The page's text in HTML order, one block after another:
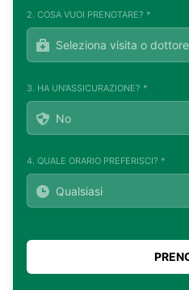
2. COSA VUOI PRENOTARE? *
3. HA UN'ASSICURAZIONE? *
4. QUALE ORARIO PREFERISCI? *